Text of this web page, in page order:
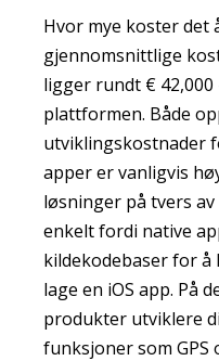
Hvor mye koster det
gjennomsnittlige
ligger rundt € 42,000
plattformen. Både
utviklingskostnader
apper er vanligvis
løsninger på tvers
enkelt fordi native
kildekodebaser for å
lage en iOS app. På
produkter utviklere
funksjoner som